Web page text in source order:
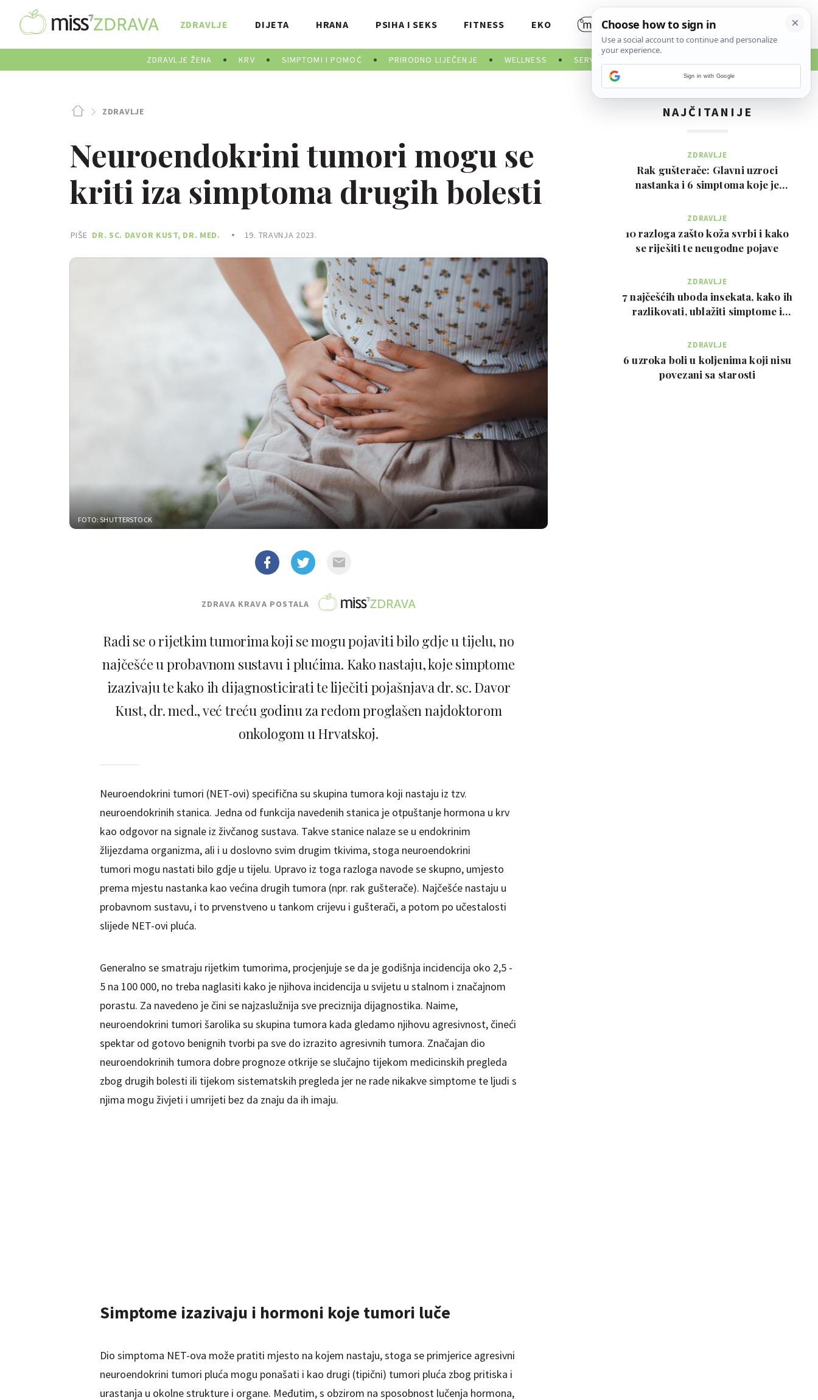
ZDRAVLJE
ZDRAVLJE ŽENA KRV SIMPTOMI I POMOĆ PRIRODNO LIJEČENJE WELLNESS SERVISNE INFORMACIJE
DIJETA HRANA PSIHA I SEKS FITNESS EKO
ZDRAVLJE
Neuroendokrini tumori mogu se
kriti iza simptoma drugih bolesti
PIŠE DR. SC. DAVOR KUST, DR. MED. 19. TRAVNJA 2023.
FOTO: SHUTTERSTOCK
ZDRAVA KRAVA POSTALA
Radi se o rijetkim tumorima koji se mogu pojaviti bilo gdje u tijelu, no
najčešće u probavnom sustavu i plućima. Kako nastaju, koje simptome
izazivaju te kako ih dijagnosticirati te liječiti pojašnjava dr. sc. Davor
Kust, dr. med., već treću godinu za redom proglašen najdoktorom
onkologom u Hrvatskoj.
Neuroendokrini tumori (NET-ovi) specifična su skupina tumora koji nastaju iz tzv.
neuroendokrinih stanica. Jedna od funkcija navedenih stanica je otpuštanje hormona u krv
kao odgovor na signale iz živčanog sustava. Takve stanice nalaze se u endokrinim
žlijezdama organizma, ali i u doslovno svim drugim tkivima, stoga neuroendokrini
tumori mogu nastati bilo gdje u tijelu. Upravo iz toga razloga navode se skupno, umjesto
prema mjestu nastanka kao većina drugih tumora (npr. rak gušterače). Najčešće nastaju u
probavnom sustavu, i to prvenstveno u tankom crijevu i gušterači, a potom po učestalosti
slijede NET-ovi pluća.
Generalno se smatraju rijetkim tumorima, procjenjuje se da je godišnja incidencija oko 2,5 -
5 na 100 000, no treba naglasiti kako je njihova incidencija u svijetu u stalnom i značajnom
porastu. Za navedeno je čini se najzaslužnija sve preciznija dijagnostika. Naime,
neuroendokrini tumori šarolika su skupina tumora kada gledamo njihovu agresivnost, čineći
spektar od gotovo benignih tvorbi pa sve do izrazito agresivnih tumora. Značajan dio
neuroendokrinih tumora dobre prognoze otkrije se slučajno tijekom medicinskih pregleda
zbog drugih bolesti ili tijekom sistematskih pregleda jer ne rade nikakve simptome te ljudi s
njima mogu živjeti i umrijeti bez da znaju da ih imaju.
Simptome izazivaju i hormoni koje tumori luče
Dio simptoma NET-ova može pratiti mjesto na kojem nastaju, stoga se primjerice agresivni
neuroendokrini tumori pluća mogu ponašati i kao drugi (tipični) tumori pluća zbog pritiska i
urastanja u okolne strukture i organe. Međutim, s obzirom na sposobnost lučenja hormona,
NAJČITANIJE
ZDRAVLJE
Rak gušterače: Glavni uzroci
nastanka i 6 simptoma koje je
ZDRAVLJE
10 razloga zašto koža svrbi i kako
se riješiti te neugodne pojave
ZDRAVLJE
7 najčešćih uboda insekata, kako ih
razlikovati, ublažiti simptome i
ZDRAVLJE
6 uzroka boli u koljenima koji nisu
povezani sa starosti
Sign in with Google